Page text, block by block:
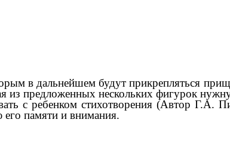
в дальнейшем будут прикрепляться
из предложенных нескольких фигурок
с ребенком стихотворения (Автор Г.А.
его памяти и внимания.